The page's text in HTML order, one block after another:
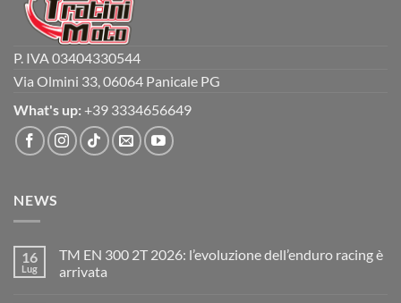
P. IVA 03404330544
Via Olmini 33, 06064 Panicale PG
What's up: +39 3334656649
NEWS
16
Lug
TM EN 300 2T 2026: l’evoluzione dell’enduro racing è
arrivata